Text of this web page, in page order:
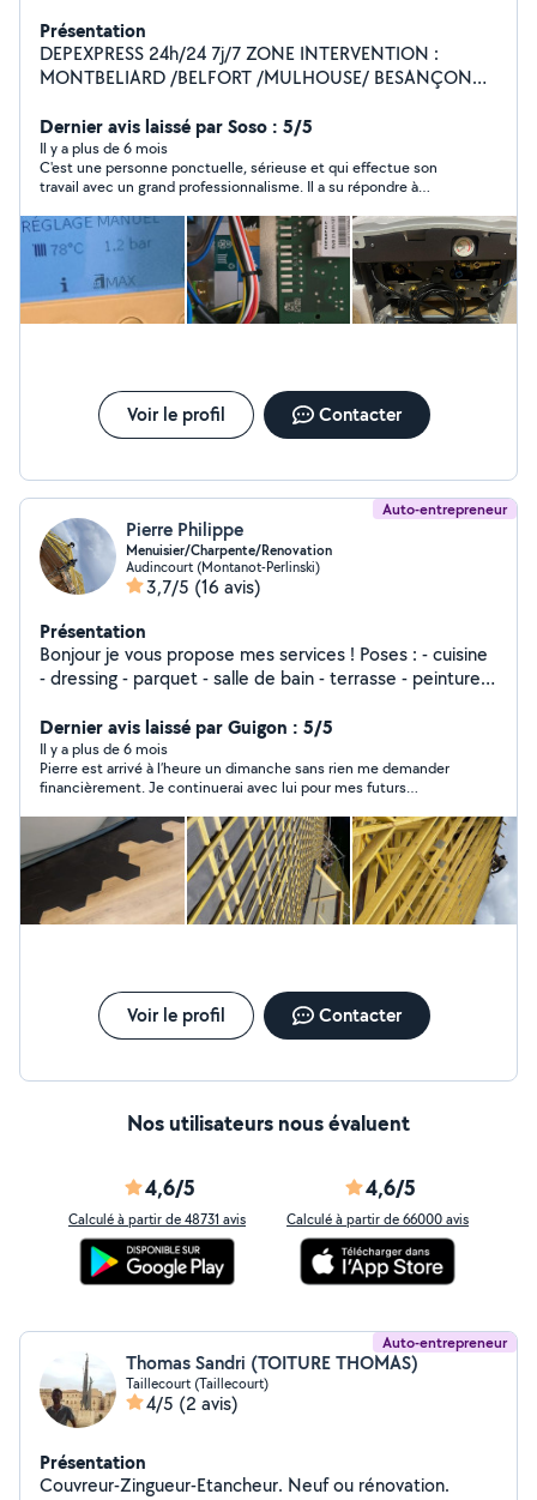
Présentation
DEPEXPRESS 24h/24 7j/7 ZONE INTERVENTION :
MONTBELIARD /BELFORT /MULHOUSE/ BESANÇON
GRANULÉS POMPE A CHALEUR CONTRAT ENTRETIEN
CHAUDIERE DEPANNAGE CHAUDIERE GAZ ET
DEPANNAGE SANITAIRE 24H/24 7J/7
Dernier avis laissé par Soso : 5/5
Il y a plus de 6 mois
C'est une personne ponctuelle, sérieuse et qui effectue son
travail avec un grand professionnalisme. Il a su répondre à
efficacité et rigueur. Je suis entièrement satisfait de ses
services et je le recommande vivement à toute personne
recherchant un travail de qualité.
Voir le profil Contacter
Auto-entrepreneur
Pierre Philippe
Menuisier/Charpente/Renovation
Audincourt (Montanot-Perlinski)
3,7/5 (16 avis)
Présentation
Bonjour je vous propose mes services ! Poses : - cuisine
- dressing - parquet - salle de bain - terrasse - peinture -
type d'entretien d'espace vert Pour toute demande de
projet contactez-moi Je me déplace tout secteur Pierre
Philippe
Dernier avis laissé par Guigon : 5/5
Il y a plus de 6 mois
Pierre est arrivé à l’heure un dimanche sans rien me demander
financièrement. Je continuerai avec lui pour mes futurs
Voir le profil Contacter
Nos utilisateurs nous évaluent
4,6/5
Calculé à partir de 48731 avis
4,6/5
Calculé à partir de 66000 avis
Auto-entrepreneur
Thomas Sandri (TOITURE THOMAS)
Taillecourt (Taillecourt)
4/5 (2 avis)
Présentation
Couvreur-Zingueur-Etancheur. Neuf ou rénovation.